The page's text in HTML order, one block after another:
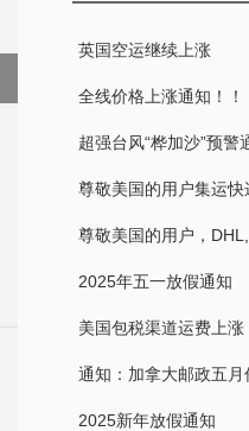
英国空运继续上涨
全线价格上涨通知！！
超强台风“桦加沙”预警
尊敬美国的用户集运
尊敬美国的用户，
2025年五一放假通知
美国包税渠道运费上涨
通知：加拿大邮政五月
2025新年放假通知